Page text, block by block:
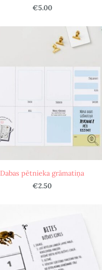
€5.00
Dabas pētnieka grāmatiņa
€2.50